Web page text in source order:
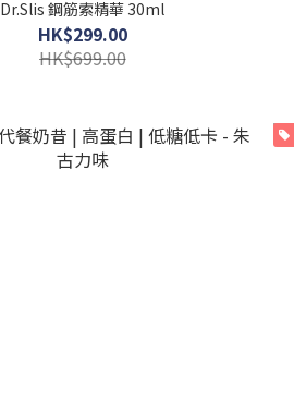
Dr.Slis 鋼筋索精華 30ml
HK$299.00
HK$699.00